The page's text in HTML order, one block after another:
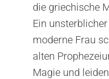
die griechische
Ein
moderne Frau
alten
Magie und